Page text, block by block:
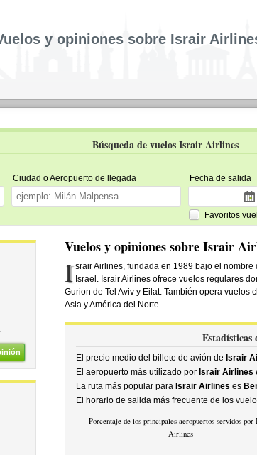
y opiniones sobre Israir
Búsqueda de vuelos Israir Airlines
Ciudad o Aeropuerto de llegada Fecha de salida
Favoritos
Vuelos y opiniones sobre Israir
I srair Airlines, fundada en 1989 bajo el
Israel. Israir Airlines ofrece vuelos regulares
Gurion de Tel Aviv y Eilat. También opera
Asia y América del Norte.
El precio medio del billete de avión de Israir
El aeropuerto más utilizado por Israir Airlines
La ruta más popular para Israir Airlines es
El horario de salida más frecuente de los
Porcentaje de los principales aeropuertos servidos
Airlines